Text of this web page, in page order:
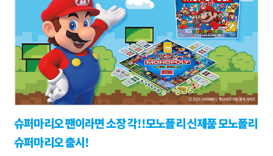
슈퍼마리오 팬이라면 소장 각!!모노폴리 신제품 모노폴리
슈퍼마리오 출시!